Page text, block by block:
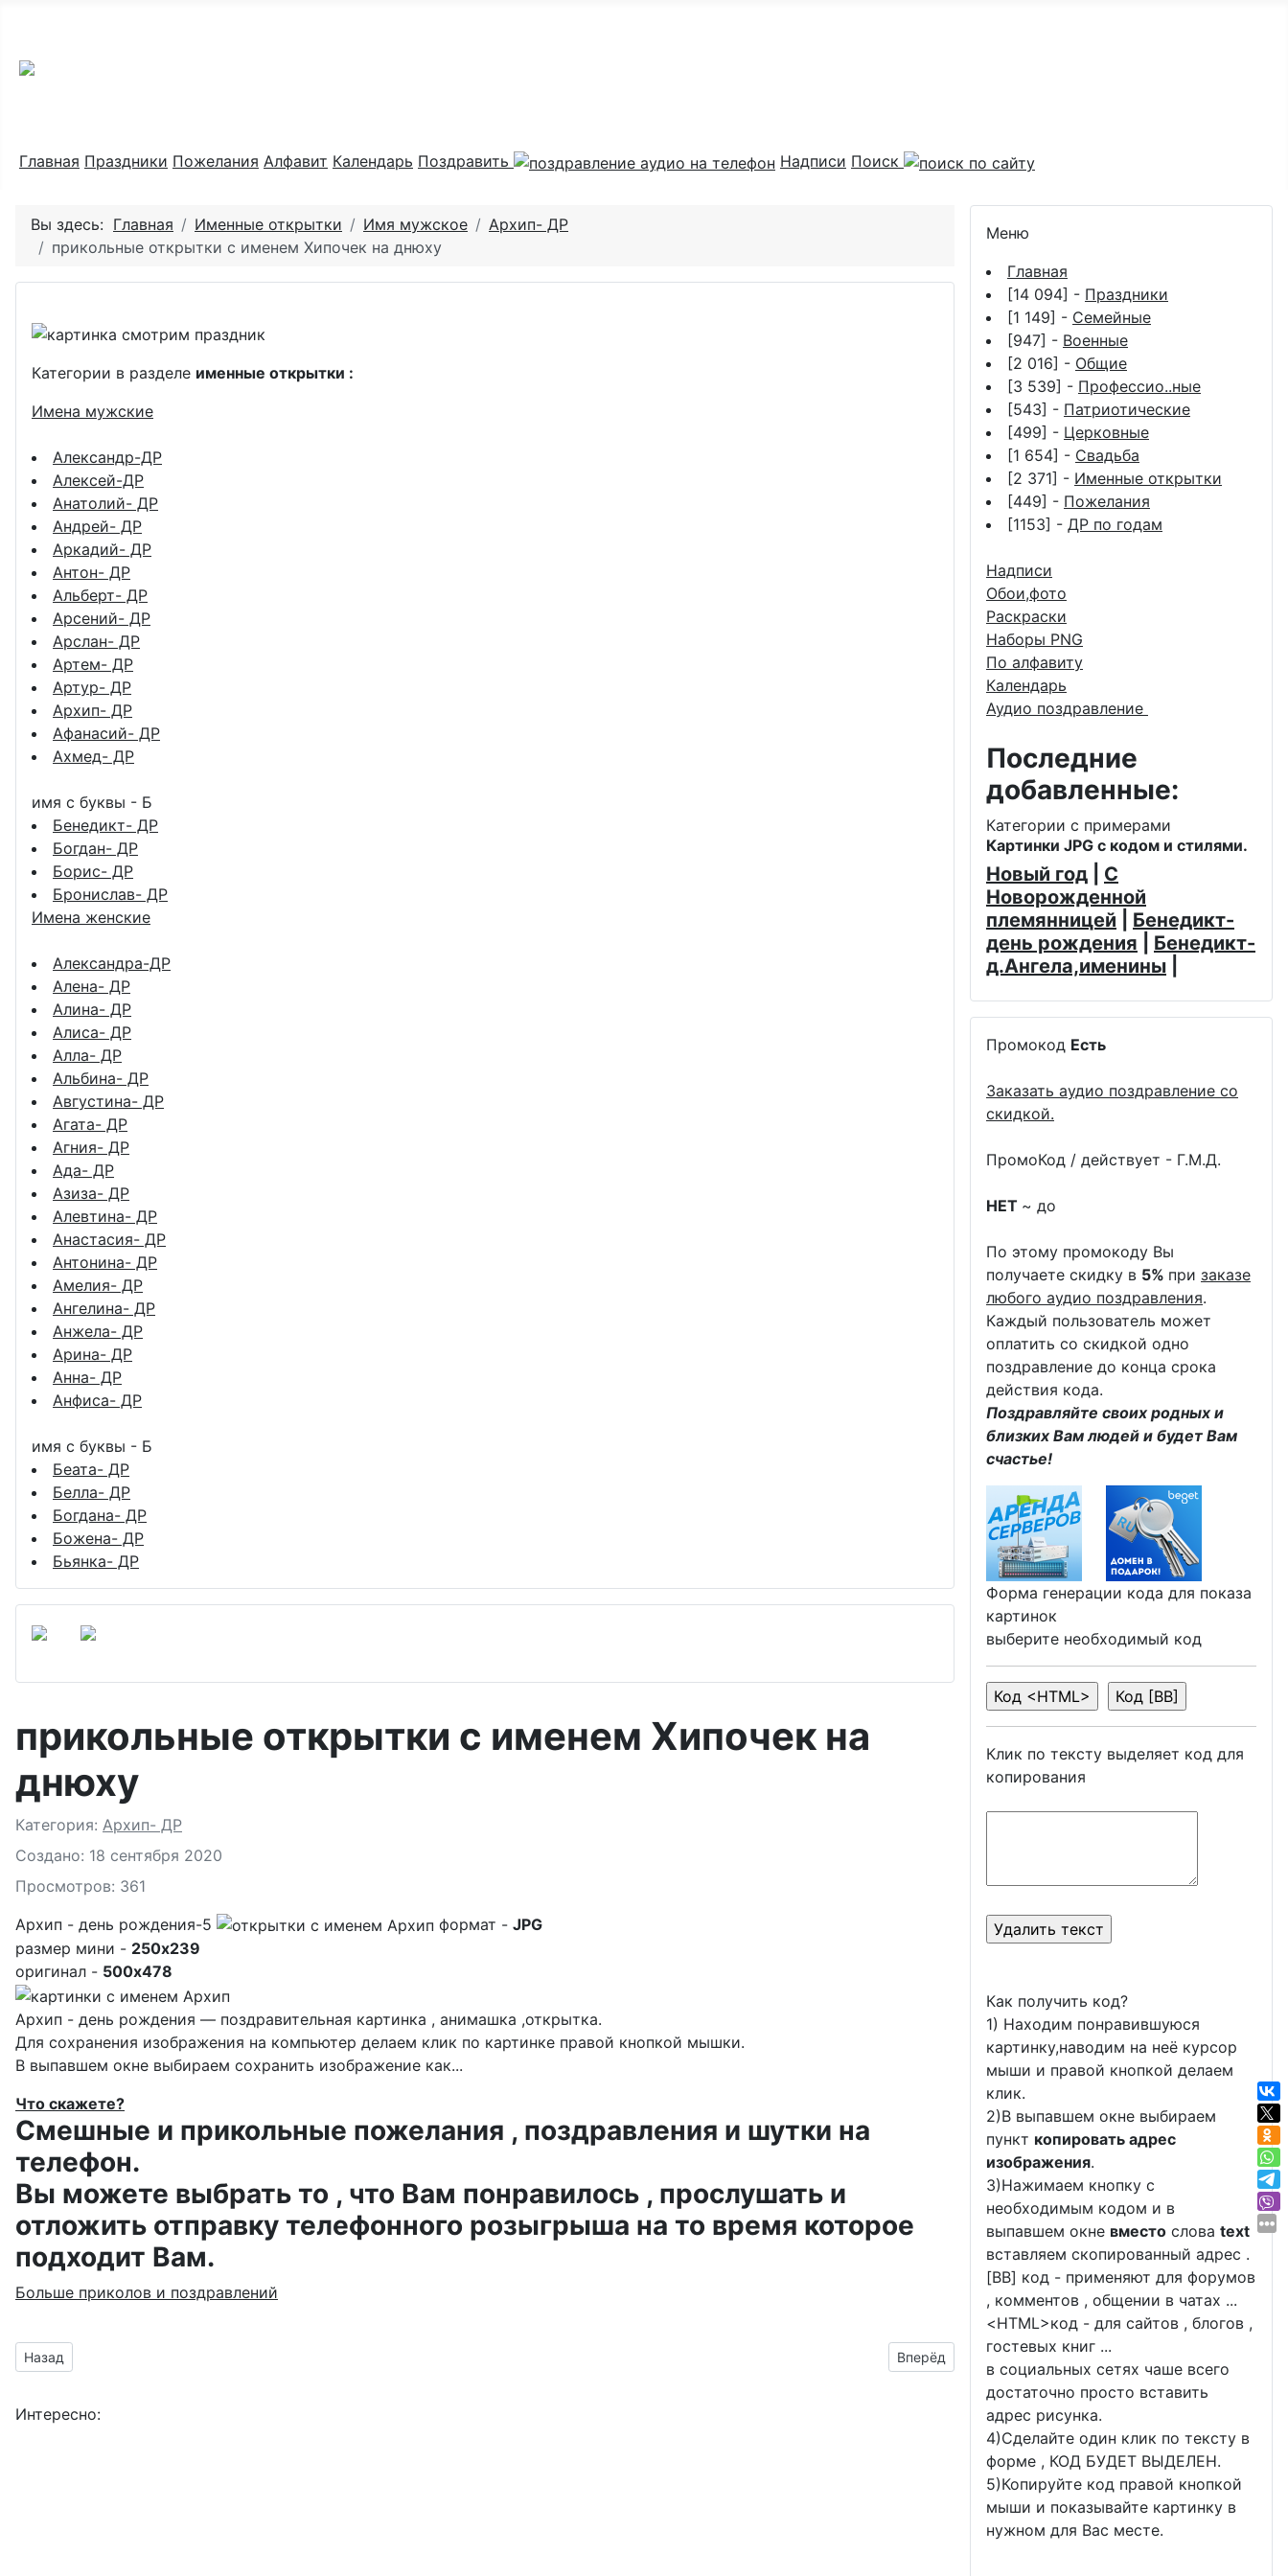
Главная Праздники Пожелания Алфавит Календарь Поздравить Надписи Поиск
Вы здесь: Главная Именные открытки Имя мужское
Архип- ДР
прикольные открытки с именем Хипочек на днюху
Категории в разделе именные открытки :
Имена мужские
Александр-ДР
Алексей-ДР
Анатолий- ДР
Андрей- ДР
Аркадий- ДР
Антон- ДР
Альберт- ДР
Арсений- ДР
Арслан- ДР
Артем- ДР
Артур- ДР
Архип- ДР
Афанасий- ДР
Ахмед- ДР
имя с буквы - Б
Бенедикт- ДР
Богдан- ДР
Борис- ДР
Бронислав- ДР
Имена женские
Александра-ДР
Алена- ДР
Алина- ДР
Алиса- ДР
Алла- ДР
Альбина- ДР
Августина- ДР
Агата- ДР
Агния- ДР
Ада- ДР
Азиза- ДР
Алевтина- ДР
Анастасия- ДР
Антонина- ДР
Амелия- ДР
Ангелина- ДР
Анжела- ДР
Арина- ДР
Анна- ДР
Анфиса- ДР
имя с буквы - Б
Беата- ДР
Белла- ДР
Богдана- ДР
Божена- ДР
Бьянка- ДР
прикольные открытки с именем Хипочек на
днюху
Подробности
Категория: Архип- ДР
Создано: 18 сентября 2020
Просмотров: 361
Архип - день рождения-5
формат - JPG
размер мини - 250x239
оригинал - 500x478
Архип - день рождения — поздравительная картинка , анимашка ,открытка.
Для сохранения изображения на компьютер делаем клик по картинке правой кнопкой мышки.
В выпавшем окне выбираем сохранить изображение как...
Что скажете?
Смешные и прикольные пожелания , поздравления и шутки на
телефон.
Вы можете выбрать то , что Вам понравилось , прослушать и
отложить отправку телефонного розыгрыша на то время которое
подходит Вам.
Больше приколов и поздравлений
Предыдущий материал: поздравление шуточное от друзей для Архипки
Назад Следующий материал: прикольные картинки на день
Вперёд
Интересно:
Меню
Главная
[14 094] - Праздники
[1 149] - Семейные
[947] - Военные
[2 016] - Общие
[3 539] - Профессио..ные
[543] - Патриотические
[499] - Церковные
[1 654] - Свадьба
[2 371] - Именные открытки
[449] - Пожелания
[1153] - ДР по годам
Надписи
Обои,фото
Раскраски
Наборы PNG
По алфавиту
Календарь
Аудио поздравление
Последние
добавленные:
Категории с примерами
Картинки JPG с кодом и стилями.
Новый год
С
Новорожденной
племянницей
Бенедикт-
день рождения
Бенедикт-
д.Ангела,именины
Промокод Есть
Заказать аудио поздравление со
скидкой.
ПромоКод / действует - Г.М.Д.
НЕТ ~ до
По этому промокоду Вы
получаете скидку в 5% при заказе
любого аудио поздравления.
Каждый пользователь может
оплатить со скидкой одно
поздравление до конца срока
действия кода.
Поздравляйте своих родных и
близких Вам людей и будет Вам
счастье!
Форма генерации кода для показа
картинок
выберите необходимый код
Клик по тексту выделяет код для
копирования
Как получить код?
1) Находим понравившуюся
картинку,наводим на неё курсор
мыши и правой кнопкой делаем
клик.
2)В выпавшем окне выбираем
пункт копировать адрес
изображения.
3)Нажимаем кнопку с
необходимым кодом и в
выпавшем окне вместо слова text
вставляем скопированный адрес .
[BB] код - применяют для форумов
, комментов , общении в чатах ...
<HTML>код - для сайтов , блогов ,
гостевых книг ...
в социальных сетях чаше всего
достаточно просто вставить
адрес рисунка.
4)Сделайте один клик по тексту в
форме , КОД БУДЕТ ВЫДЕЛЕН.
5)Копируйте код правой кнопкой
мыши и показывайте картинку в
нужном для Вас месте.